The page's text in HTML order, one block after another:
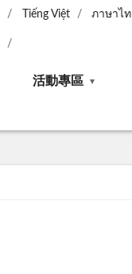
Tiếng Việt ภาษาไท
活動專區